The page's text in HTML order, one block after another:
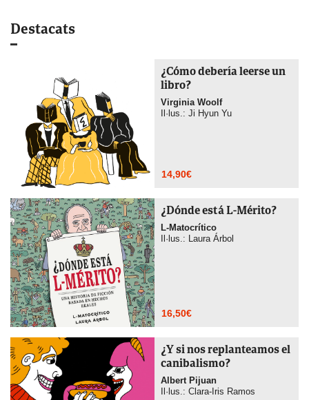
Destacats
¿Cómo debería leerse un
libro?
Virginia Woolf
Il·lus.: Ji Hyun Yu
14,90€
¿Dónde está L-Mérito?
L-Matocrítico
Il·lus.: Laura Árbol
16,50€
¿Y si nos replanteamos el
canibalismo?
Albert Pijuan
Il·lus.: Clara-Iris Ramos